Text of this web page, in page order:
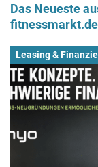
Das Neueste
Leasing &